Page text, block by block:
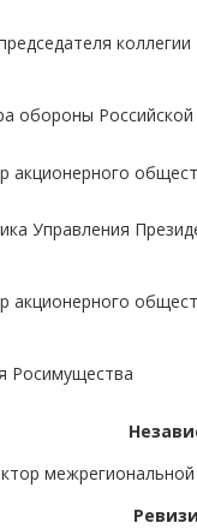
обороны
акционерного
Управления
акционерного
Росимущества